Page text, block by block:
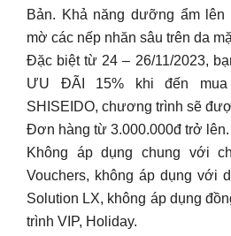
Bản. Khả năng dưỡng ẩm
mờ các nếp nhăn sâu trên da
Đặc biệt từ 24 – 26/11/2023,
ƯU ĐÃI 15% khi đến
SHISEIDO, chương trình sẽ
Đơn hàng từ 3.000.000đ trở lên.
Không áp dụng chung với
Vouchers, không áp dụng với
Solution LX, không áp dụng
trình VIP, Holiday.